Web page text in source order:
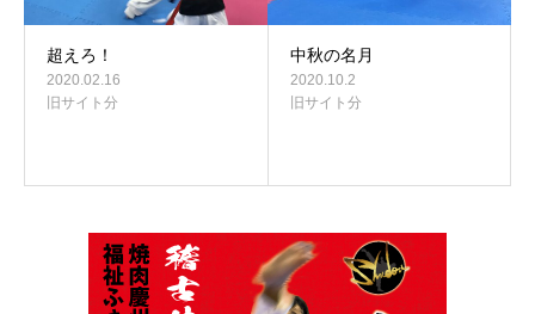
超えろ！
2020.02.16
旧サイト分
中秋の名月
2020.10.2
旧サイト分